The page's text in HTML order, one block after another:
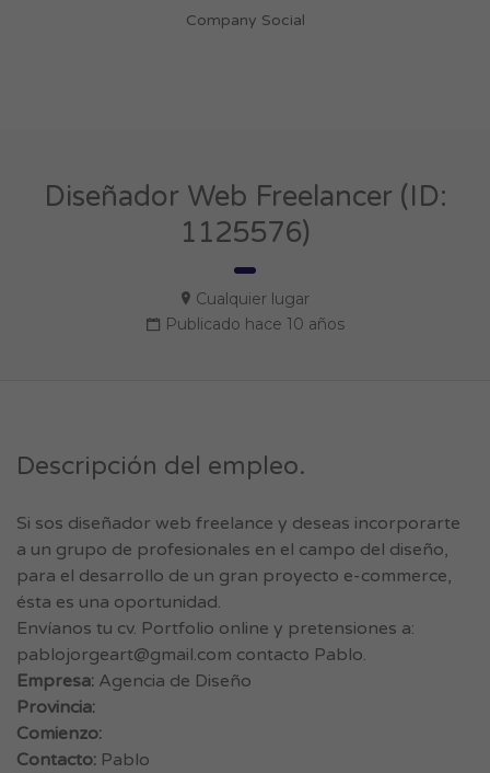
Company Social
Diseñador Web Freelancer (ID:
1125576)
Cualquier lugar
Publicado hace 10 años
Descripción del empleo.
Si sos diseñador web freelance y deseas incorporarte
a un grupo de profesionales en el campo del diseño,
para el desarrollo de un gran proyecto e-commerce,
ésta es una oportunidad.
Envíanos tu cv. Portfolio online y pretensiones a:
pablojorgeart@gmail.com contacto Pablo.
Empresa: Agencia de Diseño
Provincia:
Comienzo:
Contacto: Pablo